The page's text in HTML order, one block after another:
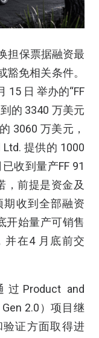
担保票据融资最
免相关条件。
15 日 举办的“FF
的 3340 万美元
3060 万美元，
提供的 1000
收到量产FF 91
，前提是资金及
收到全部融资
开始量产可销售
并在4 月底前交
Product and
2.0）项目继
验证方面取得进